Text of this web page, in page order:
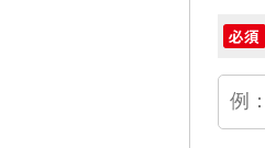
必須